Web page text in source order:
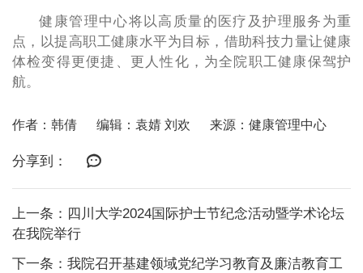
健康管理中心将以高质量的医疗及护理服务为重
点，以提高职工健康水平为目标，借助科技力量让健康
体检变得更便捷、更人性化，为全院职工健康保驾护
航。
作者：韩倩 编辑：袁婧 刘欢 来源：健康管理中心
分享到：
上一条：四川大学2024国际护士节纪念活动暨学术论坛
在我院举行
下一条：我院召开基建领域党纪学习教育及廉洁教育工